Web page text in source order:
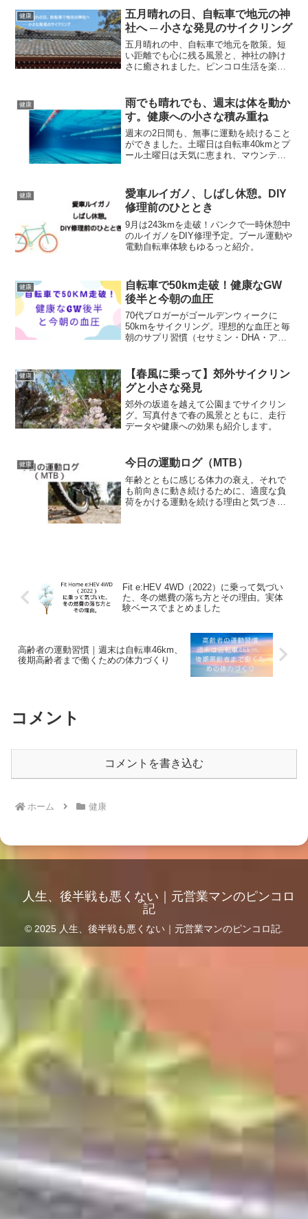
健康
五月晴れの日、自転車で地元の神
社へ ─ 小さな発見のサイクリング
五月晴れの中、自転車で地元を散策。短
い距離でも心に残る風景と、神社の静け
さに癒されました。ピンコロ生活を楽し
健康
雨でも晴れでも、週末は体を動か
す。健康への小さな積み重ね
週末の2日間も、無事に運動を続けること
ができました。土曜日は自転車40kmとプ
ール土曜日は天気に恵まれ、マウンテン
速度：15.0km/h走り終えた後はプールへ
行...
健康
愛車ルイガノ、しばし休憩。DIY
修理前のひととき
9月は243kmを走破！パンクで一時休憩中
のルイガノをDIY修理予定。プール運動や
電動自転車体験もゆるっと紹介。
健康
自転車で50km走破！健康なGW
後半と今朝の血圧
70代ブロガーがゴールデンウィークに
50kmをサイクリング。理想的な血圧と毎
朝のサプリ習慣（セサミン・DHA・アリ
健康
【春風に乗って】郊外サイクリン
グと小さな発見
郊外の坂道を越えて公園までサイクリン
グ。写真付きで春の風景とともに、走行
データや健康への効果も紹介します。
健康 今日の運動ログ（MTB）
年齢とともに感じる体力の衰え。それで
も前向きに動き続けるために、適度な負
荷をかける運動を続ける理由と気づきを
Fit e:HEV 4WD（2022）に乗って気づい
た、冬の燃費の落ち方とその理由。実体
験ベースでまとめました
高齢者の運動習慣｜週末は自転車46km、
後期高齢者まで働くための体力づくり
コメント
コメントを書き込む
ホーム 健康
人生、後半戦も悪くない｜元営業マンのピンコロ
記
© 2025 人生、後半戦も悪くない｜元営業マンのピンコロ記.